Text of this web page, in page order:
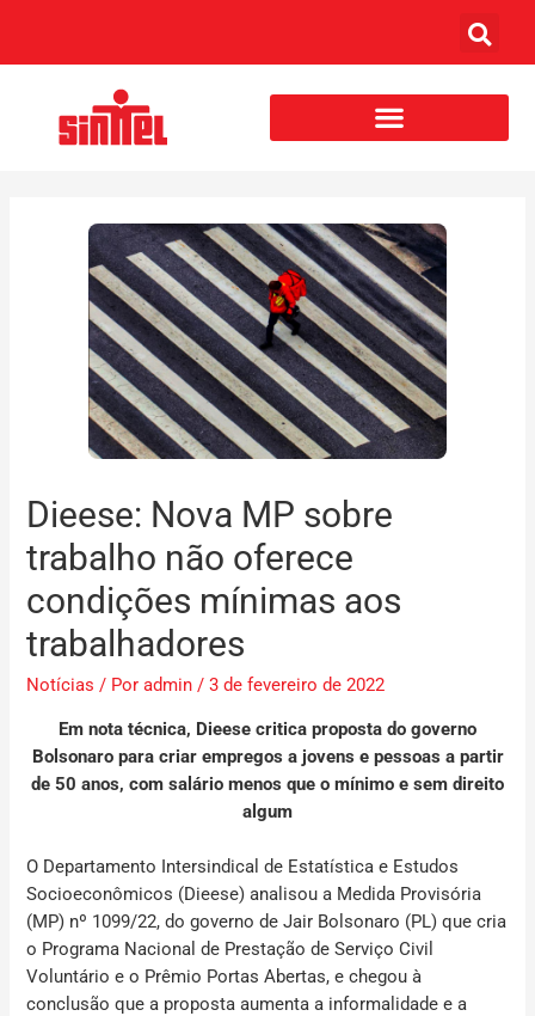
Dieese: Nova MP sobre
trabalho não oferece
condições mínimas aos
trabalhadores
Notícias / Poradmin /3 de fevereiro de 2022
Em nota técnica, Dieese critica proposta do governo
Bolsonaro para criar empregos a jovens e pessoas a partir
de 50 anos, com salário menos que o mínimo e sem direito
algum
O Departamento Intersindical de Estatística e Estudos
Socioeconômicos (Dieese) analisou a Medida Provisória
(MP) nº 1099/22, do governo de Jair Bolsonaro (PL) que cria
o Programa Nacional de Prestação de Serviço Civil
Voluntário e o Prêmio Portas Abertas, e chegou à
conclusão que a proposta aumenta a informalidade e a